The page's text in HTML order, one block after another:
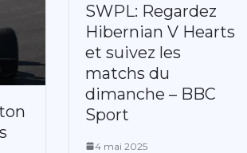
SWPL: Regardez
Hibernian V Hearts
et suivez les
matchs du
dimanche – BBC
Sport
4 mai 2025